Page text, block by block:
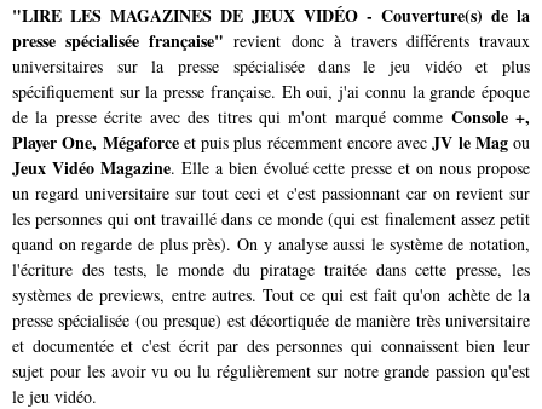
"LIRE LES MAGAZINES DE JEUX VIDÉO - Couverture(s) de la
presse spécialisée française" revient donc à travers différents travaux
universitaires sur la presse spécialisée dans le jeu vidéo et plus
spécifiquement sur la presse française. Eh oui, j'ai connu la grande époque
de la presse écrite avec des titres qui m'ont marqué comme Console +,
Player One, Mégaforceet puis plus récemment encore avecJV le Magou
Jeux Vidéo Magazine. Elle a bien évolué cette presse et on nous propose
un regard universitaire sur tout ceci et c'est passionnant car on revient sur
les personnes qui ont travaillé dans ce monde (qui est finalement assez petit
quand on regarde de plus près). On y analyse aussi le système de notation,
l'écriture des tests, le monde du piratage traitée dans cette presse, les
systèmes de previews, entre autres. Tout ce qui est fait qu'on achète de la
presse spécialisée (ou presque) est décortiquée de manière très universitaire
et documentée et c'est écrit par des personnes qui connaissent bien leur
sujet pour les avoir vu ou lu régulièrement sur notre grande passion qu'est
le jeu vidéo.